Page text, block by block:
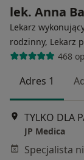
lek. Anna
Lekarz
rodzinny, Lekarz
468
Adres 1
JP Medica